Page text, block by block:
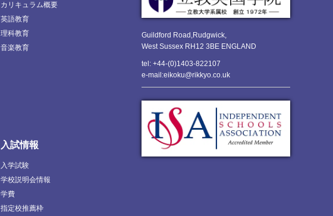
Guildford Road,Rudgwick,
West Sussex RH12 3BE ENGLAND
tel: +44-(0)1403-822107
e-mail:eikoku@rikkyo.co.uk
カリキュラム概要
英語教育
理科教育
音楽教育
入試情報
入学試験
学校説明会情報
学費
指定校推薦枠